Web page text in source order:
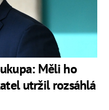
Měli ho
utržil rozsáhlá